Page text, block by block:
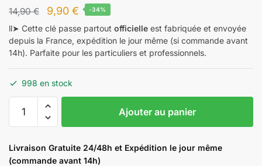
14,90€
Le
prix
initial
était :
14,90 €.
9,90 € Le
prix
actuel
est :
-34%
ll➤ Cette clé passe partout officielle est fabriquée et envoyée
depuis la France, expédition le jour même (si commande avant
14h). Parfaite pour les particuliers et professionnels.
998 en stock
PASS
PTT
Ajouter au panier
Livraison Gratuite 24/48h et Expédition le jour même
(commande avant 14h)